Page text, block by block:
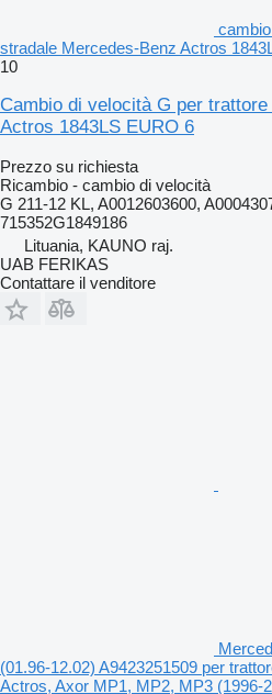
stradale Mercedes-Benz Actros
10
Cambio di velocità G per
Actros 1843LS EURO 6
Prezzo su richiesta
Ricambio - cambio di velocità
G 211-12 KL, A0012603600,
715352G1849186
Lituania, KAUNO raj.
UAB FERIKAS
Contattare il venditore
(01.96-12.02) A9423251509 per
Actros, Axor MP1, MP2, MP3 (1996-